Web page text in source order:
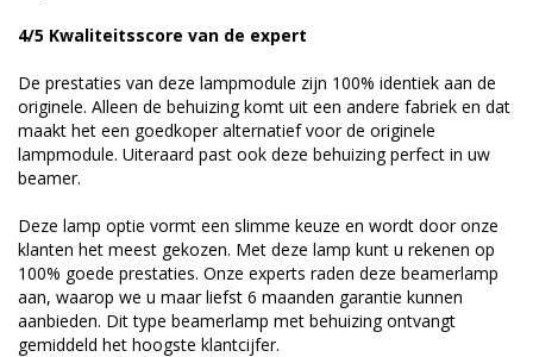
4/5 Kwaliteitsscore van de expert
De prestaties van deze lampmodule zijn 100% identiek aan de
originele. Alleen de behuizing komt uit een andere fabriek en dat
maakt het een goedkoper alternatief voor de originele
lampmodule. Uiteraard past ook deze behuizing perfect in uw
beamer.
Deze lamp optie vormt een slimme keuze en wordt door onze
klanten het meest gekozen. Met deze lamp kunt u rekenen op
100% goede prestaties. Onze experts raden deze beamerlamp
aan, waarop we u maar liefst 6 maanden garantie kunnen
aanbieden. Dit type beamerlamp met behuizing ontvangt
gemiddeld het hoogste klantcijfer.